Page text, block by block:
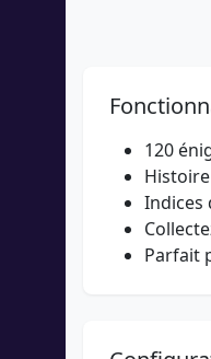
120
Indices
Parfait